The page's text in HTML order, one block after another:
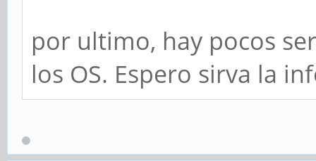
por ultimo, hay pocos
los OS. Espero sirva la